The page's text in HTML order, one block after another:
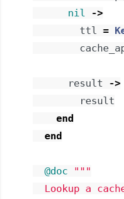
nil
->
ttl =
result
->
result
end
end
@doc
"""
Lookup a